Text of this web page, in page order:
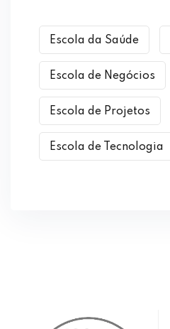
Escola da Saúde
Escola de Negócios
Escola de Projetos
Escola de Tecnologia